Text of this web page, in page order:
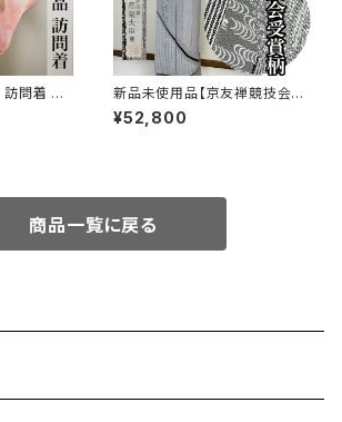
問着 単
新品未使用品【京友禅競技会大
会受賞柄】正絹 袷 訪問着s758
¥52,800
商品一覧に戻る